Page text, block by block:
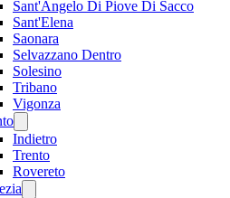
Sant'Angelo Di Piove Di Sacco
Sant'Elena
Saonara
Selvazzano Dentro
Solesino
Tribano
Vigonza
Indietro
Trento
Rovereto